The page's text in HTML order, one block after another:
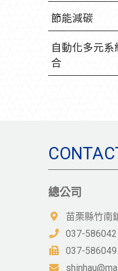
節能減碳
自動化多元系
合
總公司
苗栗縣竹南
037-586042
037-586049